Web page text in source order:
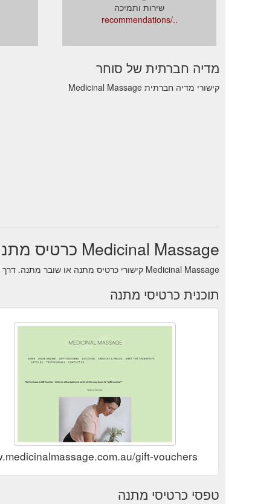
שירות ותמיכה
../recommendations
מדיה חברתית של סוחר
קישורי מדיה חברתית Medicinal Massage
Medicinal Massage כרטיס מתנה
Medicinal Massage קישורי כרטיס מתנה או שובר מתנה. דרך נוחה לנהל איזון תוך כדי תנועה פנימה
תוכנית כרטיסי מתנה
gift-vouchers
טפסי כרטיסי מתנה